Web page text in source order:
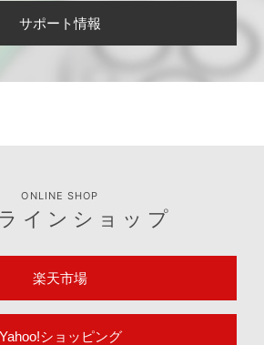
サポート情報
ONLINE SHOP
インショップ
楽天市場
Yahoo!ショッピング